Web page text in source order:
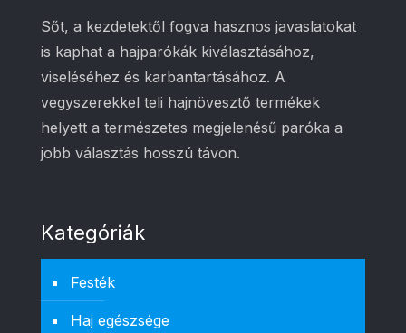
Sőt, a kezdetektől fogva hasznos javaslatokat
is kaphat a hajparókák kiválasztásához,
viseléséhez és karbantartásához. A
vegyszerekkel teli hajnövesztő termékek
helyett a természetes megjelenésű paróka a
jobb választás hosszú távon.
Kategóriák
Festék
Haj egészsége